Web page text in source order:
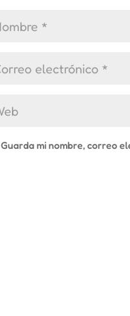
Guarda mi nombre, correo